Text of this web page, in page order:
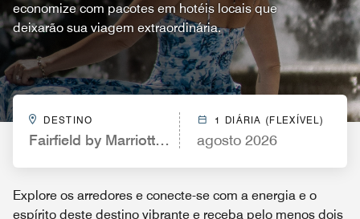
economize com pacotes em hotéis locais que
deixarão sua viagem extraordinária.
DESTINO
Fairfield by Marriott New York Manhattan Times
1 DIÁRIA (FLEXÍVEL)
agosto 2026
Explore os arredores e conecte-se com a energia e o
espírito deste destino vibrante e receba pelo menos dois